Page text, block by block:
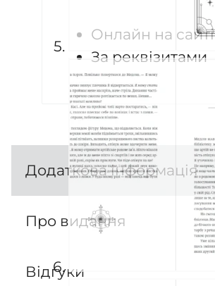
Онлайн на сайті
За реквізитами
Додаткова інформація
Про видання
Відгуки